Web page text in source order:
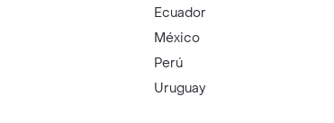
Ecuador
México
Perú
Uruguay